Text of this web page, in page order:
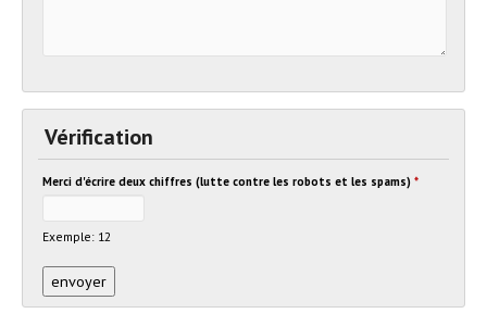
Vérification
Merci d'écrire deux chiffres (lutte contre les robots et les spams) *
Exemple: 12